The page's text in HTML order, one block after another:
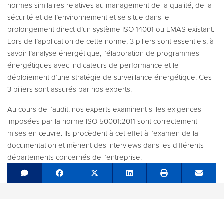
normes similaires relatives au management de la qualité, de la
sécurité et de l’environnement et se situe dans le
prolongement direct d’un système ISO 14001 ou EMAS existant.
Lors de l’application de cette norme, 3 piliers sont essentiels, à
savoir l’analyse énergétique, l’élaboration de programmes
énergétiques avec indicateurs de performance et le
déploiement d’une stratégie de surveillance énergétique. Ces
3 piliers sont assurés par nos experts.
Au cours de l’audit, nos experts examinent si les exigences
imposées par la norme ISO 50001:2011 sont correctement
mises en œuvre. Ils procèdent à cet effet à l’examen de la
documentation et mènent des interviews dans les différents
départements concernés de l’entreprise.
Share on Facebook
Tweet Share on LinkedIn Send